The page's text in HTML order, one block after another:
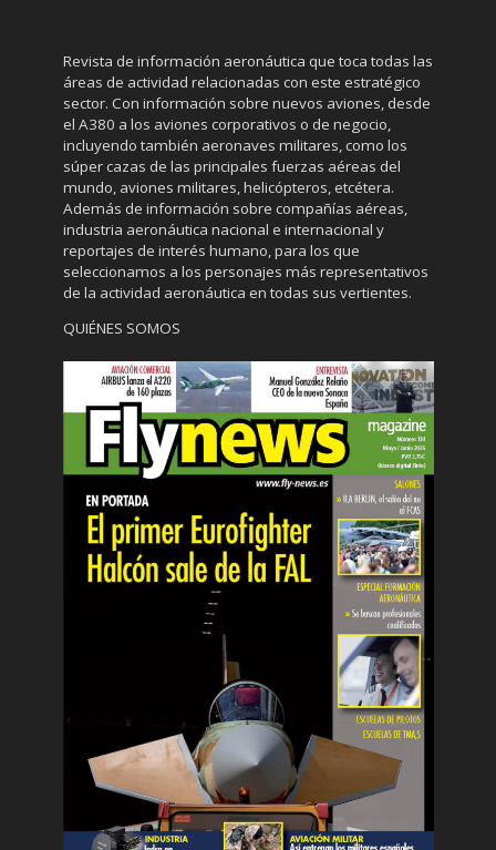
Revista de información aeronáutica que toca todas las
áreas de actividad relacionadas con este estratégico
sector. Con información sobre nuevos aviones, desde
el A380 a los aviones corporativos o de negocio,
incluyendo también aeronaves militares, como los
súper cazas de las principales fuerzas aéreas del
mundo, aviones militares, helicópteros, etcétera.
Además de información sobre compañías aéreas,
industria aeronáutica nacional e internacional y
reportajes de interés humano, para los que
seleccionamos a los personajes más representativos
de la actividad aeronáutica en todas sus vertientes.
QUIÉNES SOMOS